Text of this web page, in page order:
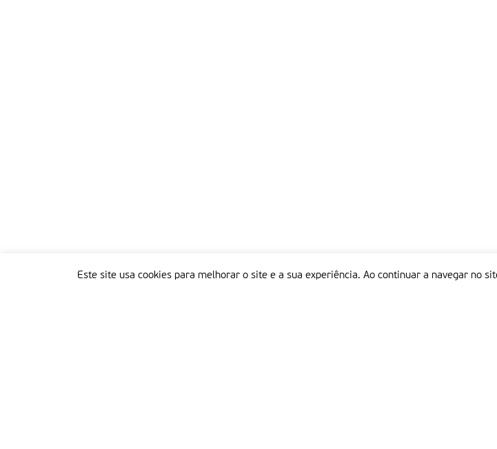
Este site usa cookies para melhorar o site e a sua experiência. Ao continuar a navegar no